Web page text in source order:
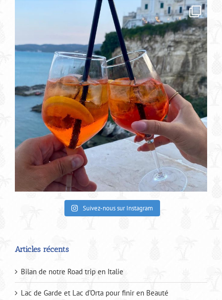
Suivez-nous sur Instagram
Articles récents
Bilan de notre Road trip en Italie
Lac de Garde et Lac d’Orta pour finir en Beauté